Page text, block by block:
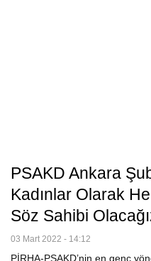
PSAKD Ankara
Kadınlar Olarak
Söz Sahibi
03 Mart 2022 - 14:12
PİRHA-PSAKD’nin en genç